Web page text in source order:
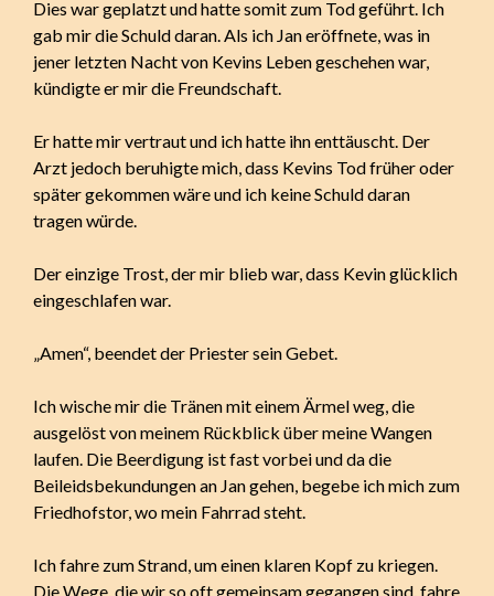
Dies war geplatzt und hatte somit zum Tod geführt. Ich
gab mir die Schuld daran. Als ich Jan eröffnete, was in
jener letzten Nacht von Kevins Leben geschehen war,
kündigte er mir die Freundschaft.
Er hatte mir vertraut und ich hatte ihn enttäuscht. Der
Arzt jedoch beruhigte mich, dass Kevins Tod früher oder
später gekommen wäre und ich keine Schuld daran
tragen würde.
Der einzige Trost, der mir blieb war, dass Kevin glücklich
eingeschlafen war.
„Amen“, beendet der Priester sein Gebet.
Ich wische mir die Tränen mit einem Ärmel weg, die
ausgelöst von meinem Rückblick über meine Wangen
laufen. Die Beerdigung ist fast vorbei und da die
Beileidsbekundungen an Jan gehen, begebe ich mich zum
Friedhofstor, wo mein Fahrrad steht.
Ich fahre zum Strand, um einen klaren Kopf zu kriegen.
Die Wege, die wir so oft gemeinsam gegangen sind, fahre